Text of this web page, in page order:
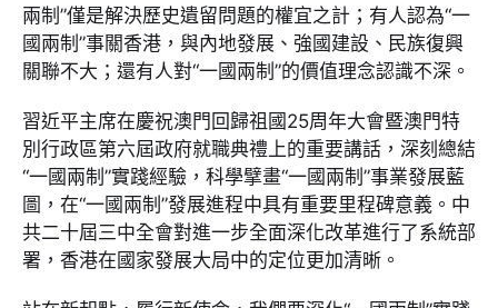
兩制”僅是解決歷史遺留問題的權宜之計；有人認為“一
國兩制”事關香港，與內地發展、強國建設、民族復興
關聯不大；還有人對“一國兩制”的價值理念認識不深。
習近平主席在慶祝澳門回歸祖國25周年大會暨澳門特
別行政區第六屆政府就職典禮上的重要講話，深刻總結
“一國兩制”實踐經驗，科學擘畫“一國兩制”事業發展藍
圖，在“一國兩制”發展進程中具有重要里程碑意義。中
共二十屆三中全會對進一步全面深化改革進行了系統部
署，香港在國家發展大局中的定位更加清晰。